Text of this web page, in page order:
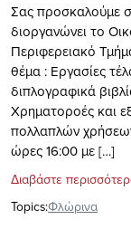
Σας προσκαλούμε
διοργανώνει το
Περιφερειακό
θέμα : Εργασίες
διπλογραφικά
Χρηματοροές και
πολλαπλών
ώρες 16:00 με […]
Διαβάστε
Topics:Φλώρινα